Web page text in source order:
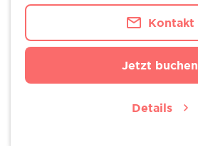
Kontakt
Jetzt buchen
Details